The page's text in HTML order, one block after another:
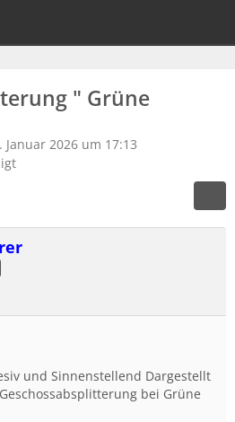
" Grüne
Januar 2026 um 17:13
und Sinnenstellend Dargestellt
bei Grüne